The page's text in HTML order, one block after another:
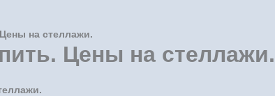
на стеллажи.
Цены на стеллажи.